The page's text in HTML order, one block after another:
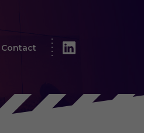
Contact